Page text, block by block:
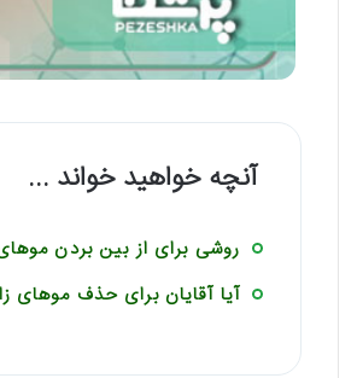
آنچه خواهید خواند ...
روشی برای از بین بردن
آیا آقایان برای حذف موهای